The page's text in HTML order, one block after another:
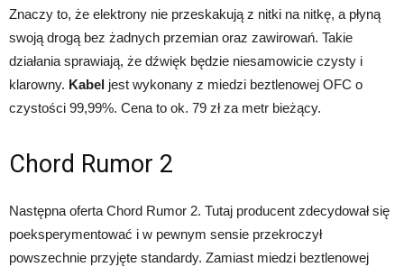
Znaczy to, że elektrony nie przeskakują z nitki na nitkę, a płyną
swoją drogą bez żadnych przemian oraz zawirowań. Takie
działania sprawiają, że dźwięk będzie niesamowicie czysty i
klarowny. Kabel jest wykonany z miedzi beztlenowej OFC o
czystości 99,99%. Cena to ok. 79 zł za metr bieżący.
Chord Rumor 2
Następna oferta Chord Rumor 2. Tutaj producent zdecydował się
poeksperymentować i w pewnym sensie przekroczył
powszechnie przyjęte standardy. Zamiast miedzi beztlenowej